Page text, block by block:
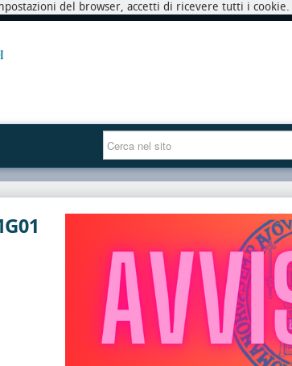
del browser, accetti di ricevere tutti i cookie.